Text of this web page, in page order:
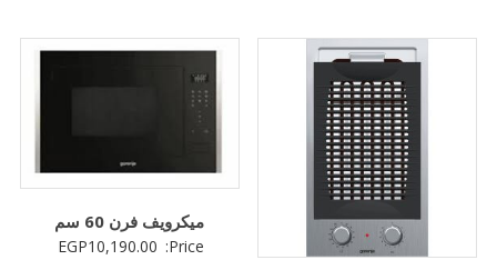
ميكرويف فرن 60 سم
Price:
EGP10,190.00